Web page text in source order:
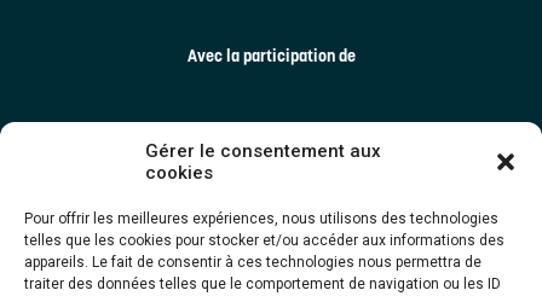
Gérer le consentement aux
cookies
Pour offrir les meilleures expériences, nous utilisons des technologies
telles que les cookies pour stocker et/ou accéder aux informations des
appareils. Le fait de consentir à ces technologies nous permettra de
traiter des données telles que le comportement de navigation ou les ID
Avec la participation de